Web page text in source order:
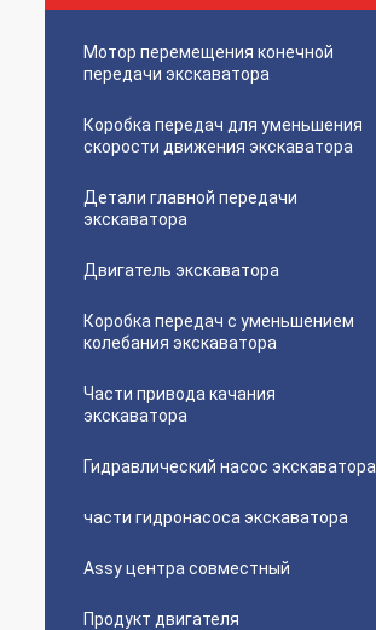
Мотор перемещения конечной
передачи экскаватора
Коробка передач для уменьшения
скорости движения экскаватора
Детали главной передачи
экскаватора
Двигатель экскаватора
Коробка передач с уменьшением
колебания экскаватора
Части привода качания
экскаватора
Гидравлический насос экскаватора
части гидронасоса экскаватора
Assy центра совместный
Продукт двигателя